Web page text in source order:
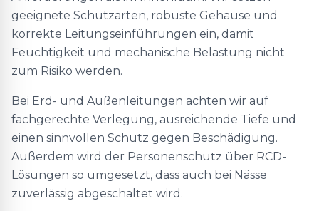
geeignete Schutzarten, robuste Gehäuse und
korrekte Leitungseinführungen ein, damit
Feuchtigkeit und mechanische Belastung nicht
zum Risiko werden.
Bei Erd- und Außenleitungen achten wir auf
fachgerechte Verlegung, ausreichende Tiefe und
einen sinnvollen Schutz gegen Beschädigung.
Außerdem wird der Personenschutz über RCD-
Lösungen so umgesetzt, dass auch bei Nässe
zuverlässig abgeschaltet wird.